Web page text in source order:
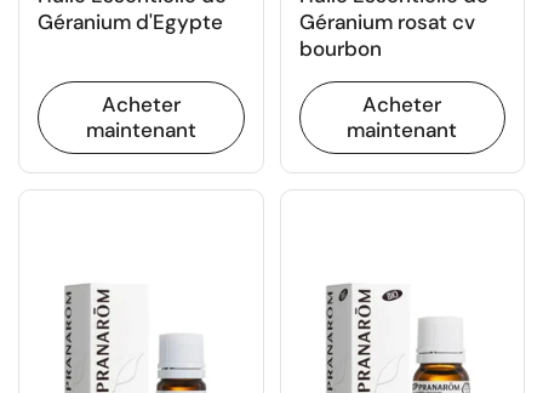
Géranium d'Egypte
Acheter
maintenant
Géranium rosat cv
bourbon
Acheter
maintenant